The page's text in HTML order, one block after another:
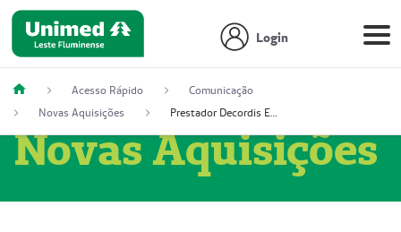
Login
Acesso Rápido
Comunicação
Novas Aquisições
Prestador Decordis Exames Cardiológicos LTDA (51004347-4)
Novas Aquisições